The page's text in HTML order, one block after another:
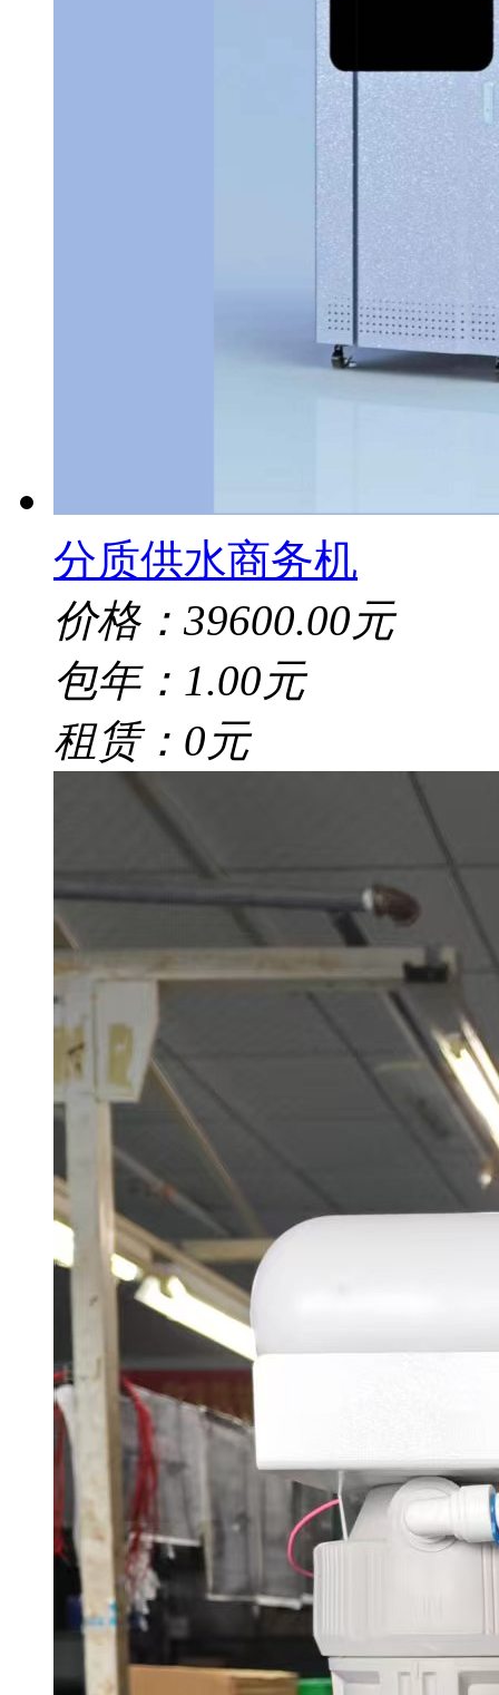
分质供水商务机
价格：39600.00元
包年：1.00元
租赁：0元